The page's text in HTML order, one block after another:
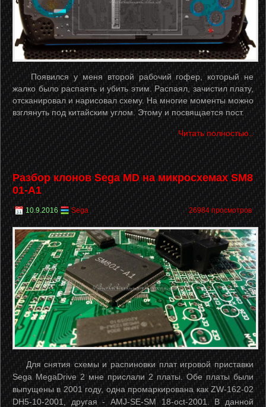
Появился у меня второй рабочий гофер, который не
жалко было распаять и убить этим. Распаял, зачистил плату,
отсканировал и нарисовал схему. На многие моменты можно
взглянуть под китайским углом. Этому и посвящается пост.
Читать полностью..
Разбор клонов Sega MD на микросхемах SM8
01-A1
10.9.2016 Sega 26984 просмотров
Для снятия схемы и распиновки плат игровой приставки
Sega MegaDrive 2 мне прислали 2 платы. Обе платы были
выпущены в 2001 году, одна промаркирована как ZW-162-02
DH5-10-2001, другая - AMJ-SE-SM 18-oct-2001. В данной